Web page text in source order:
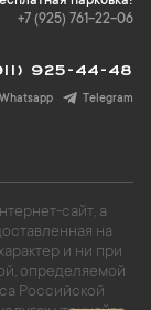
+7 (925) 761-22-06
925-44-48
Whatsapp Telegram
сайт, а
на
и ни при
определяемой
Российской